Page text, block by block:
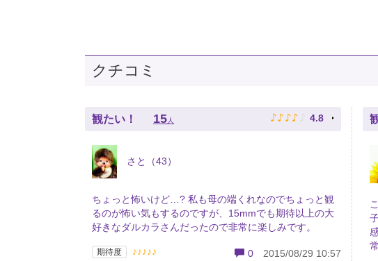
クチコミ
観たい！ 15 人 ♪ ♪ ♪ ♪ ♪ 4.8
さと（43）
ちょっと怖いけど…? 私も母の端くれなのでちょっと観
るのが怖い気もするのですが、15mmでも期待以上の大
好きなダルカラさんだったので非常に楽しみです。
期待度 ♪♪♪♪♪ 0 2015/08/29 10:57